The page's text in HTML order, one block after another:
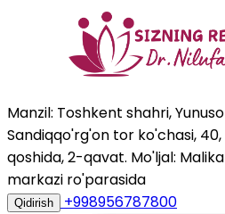
Manzil: Toshkent shahri,
Sandiqqo'rg'on tor ko'chasi,
qoshida, 2-qavat. Mo'ljal:
markazi ro'parasida
Qidirish +998956787800